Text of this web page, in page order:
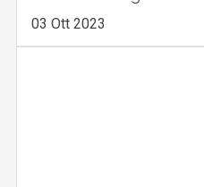
03 Ott 2023